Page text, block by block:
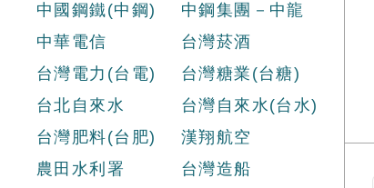
中國鋼鐵(中鋼)
中鋼集團－中龍
中華電信
台灣菸酒
台灣電力(台電)
台灣糖業(台糖)
台北自來水
台灣自來水(台水)
台灣肥料(台肥)
漢翔航空
農田水利署
台灣造船